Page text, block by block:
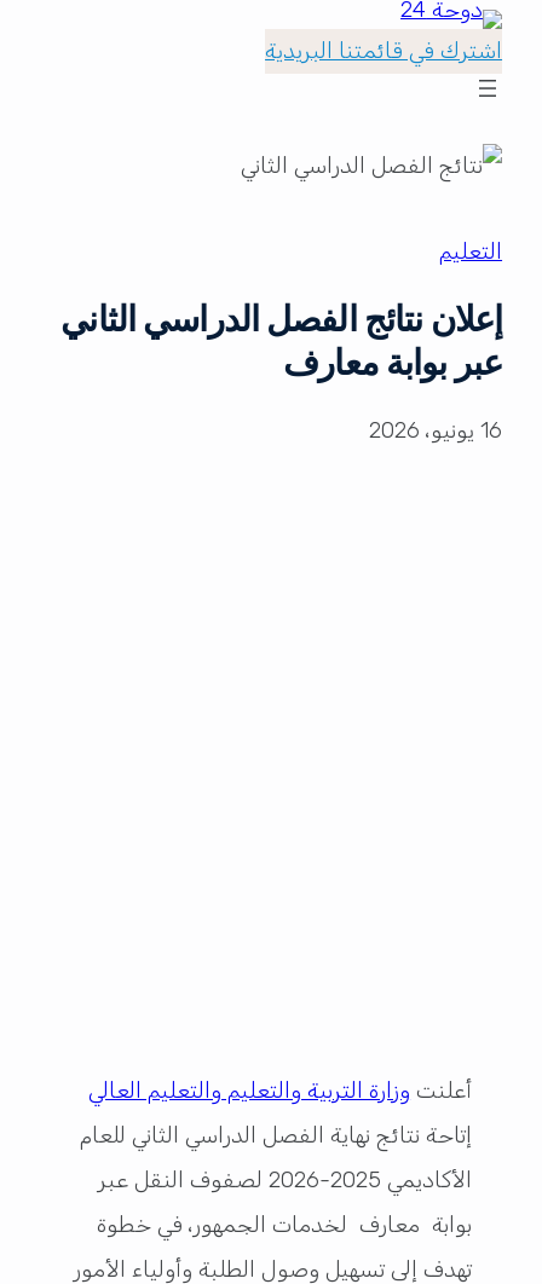
اشترك في قائمتنا البريدية
التعليم
إعلان نتائج الفصل الدراسي الثاني
عبر بوابة معارف
16 يونيو، 2026
أعلنت وزارة التربية والتعليم والتعليم العالي
إتاحة نتائج نهاية الفصل الدراسي الثاني للعام
الأكاديمي 2025-2026 لصفوف النقل عبر
بوابة معارف لخدمات الجمهور، في خطوة
تهدف إلى تسهيل وصول الطلبة وأولياء الأمور